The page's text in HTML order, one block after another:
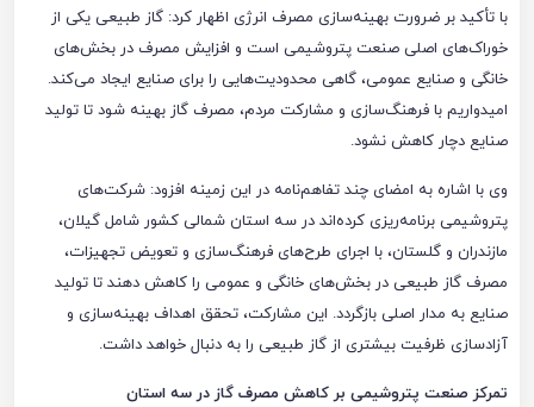
با تأکید بر ضرورت بهینه‌سازی مصرف انرژی اظهار کرد: گاز طبیعی یکی از
خوراک‌های اصلی صنعت پتروشیمی است و افزایش مصرف در بخش‌های
خانگی و صنایع عمومی، گاهی محدودیت‌هایی را برای صنایع ایجاد می‌کند.
امیدواریم با فرهنگ‌سازی و مشارکت مردم، مصرف گاز بهینه شود تا تولید
صنایع دچار کاهش نشود.
وی با اشاره به امضای چند تفاهم‌نامه در این زمینه افزود: شرکت‌های
پتروشیمی برنامه‌ریزی کرده‌اند در سه استان شمالی کشور شامل گیلان،
مازندران و گلستان، با اجرای طرح‌های فرهنگ‌سازی و تعویض تجهیزات،
مصرف گاز طبیعی در بخش‌های خانگی و عمومی را کاهش دهند تا تولید
صنایع به مدار اصلی بازگردد. این مشارکت، تحقق اهداف بهینه‌سازی و
آزادسازی ظرفیت بیشتری از گاز طبیعی را به دنبال خواهد داشت.
تمرکز صنعت پتروشیمی بر کاهش مصرف گاز در سه استان